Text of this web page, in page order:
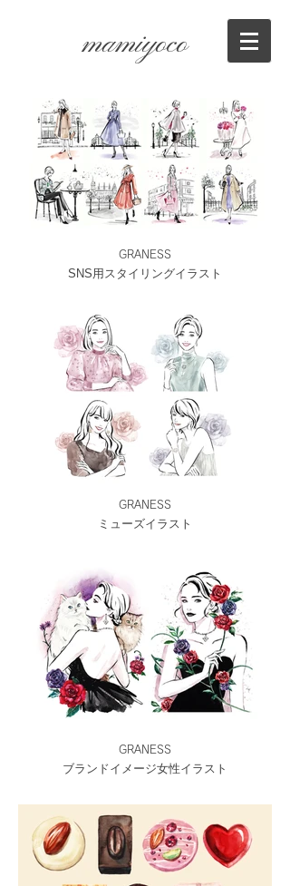
mamiyoco
GRANESS
SNS用スタイリングイラスト
GRANESS
ミューズイラスト
GRANESS
ブランドイメージ女性イラスト